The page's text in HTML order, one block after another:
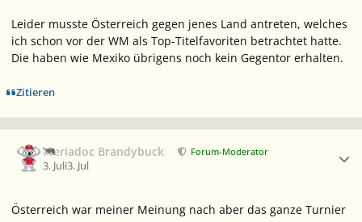
Leider musste Österreich gegen jenes Land antreten, welches
ich schon vor der WM als Top-Titelfavoriten betrachtet hatte.
Die haben wie Mexiko übrigens noch kein Gegentor erhalten.
Zitieren
Meriadoc Brandybuck Forum-Moderator
3. Juli3. Jul
Österreich war meiner Meinung nach aber das ganze Turnier